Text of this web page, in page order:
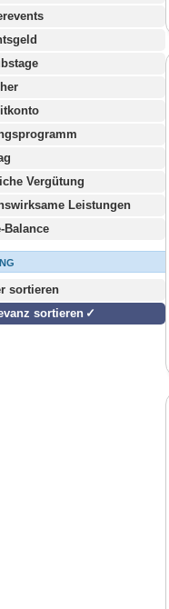
Vergütung
Leistungen
Balance
sortieren
sortieren